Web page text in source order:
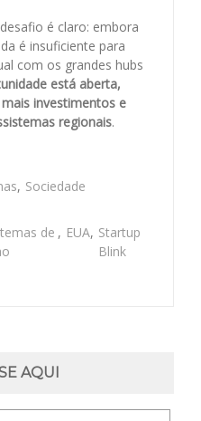
é claro: embora
é insuficiente para
com os grandes hubs
está aberta,
investimentos e
regionais.
, Sociedade
de , EUA, Startup
Blink
AQUI